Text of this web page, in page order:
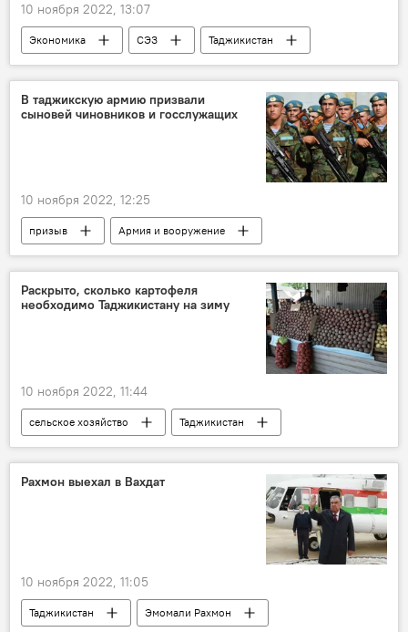
10 ноября 2022, 13:07
Экономика СЭЗ
Таджикистан
СЭЗ "Сугд"
товарооборот импорт
В таджикскую армию призвали
сыновей чиновников и госслужащих
10 ноября 2022, 12:25
призыв
Армия и вооружение
Таджикистан
Общество
Раскрыто, сколько картофеля
необходимо Таджикистану на зиму
10 ноября 2022, 11:44
сельское хозяйство
Таджикистан
урожай
овощи и фрукты
Рахмон выехал в Вахдат
10 ноября 2022, 11:05
Таджикистан
Эмомали Рахмон